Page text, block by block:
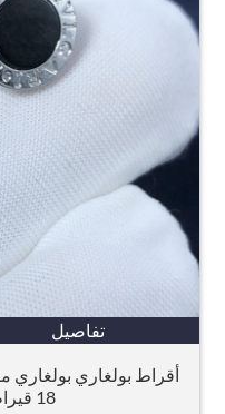
تفاصيل
أقراط بولغاري بولغاري
18 قيراطًا مع عنصر أونيكس